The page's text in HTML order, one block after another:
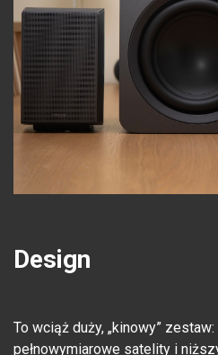
Design
To wciąż duży, „kinowy”
pełnowymiarowe satelity i